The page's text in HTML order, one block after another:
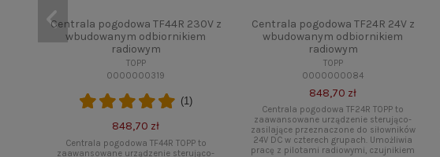
Centrala pogodowa TF44R 230V z
wbudowanym odbiornikiem
radiowym
TOPP
0000000319
(1)
848,70 zł
Centrala pogodowa TF44R TOPP to
zaawansowane urządzenie sterująco-
Centrala pogodowa TF24R 24V z
wbudowanym odbiornikiem
radiowym
TOPP
0000000084
848,70 zł
Centrala pogodowa TF24R TOPP to
zaawansowane urządzenie sterująco-
zasilające przeznaczone do siłowników
24V DC w czterech grupach. Umożliwia
pracę z pilotami radiowymi, czujnikiem